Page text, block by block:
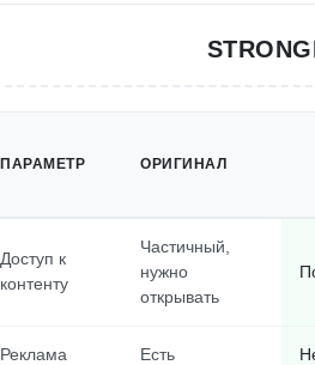
ПАРАМЕТР ОРИГИНАЛ
Доступ к
контенту
Частичный,
нужно
открывать
Реклама Есть